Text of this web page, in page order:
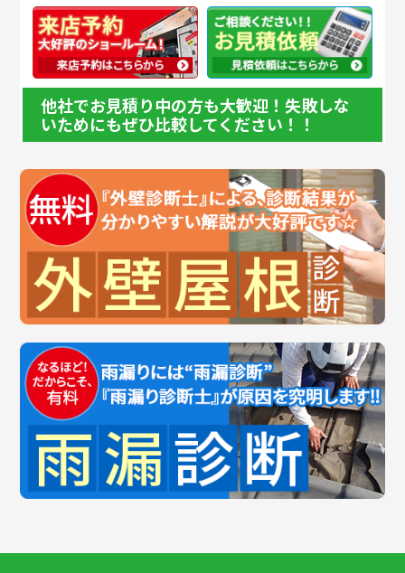
他社でお見積り中の方も大歓迎！失敗しな
いためにもぜひ比較してください！！